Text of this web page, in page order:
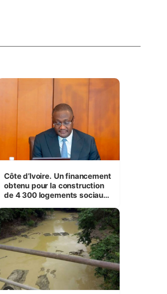
Côte d’Ivoire. Un financement
obtenu pour la construction
de 4 300 logements sociaux
Bouaké et Yamoussoukro